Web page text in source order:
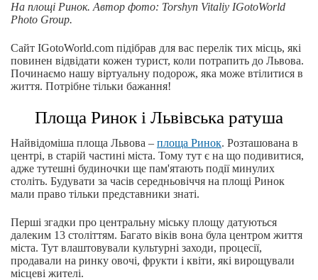
На площі Ринок. Автор фото: Torshyn Vitaliy IGotoWorld
Photo Group.
Сайт IGotoWorld.com підібрав для вас перелік тих місць, які
повинен відвідати кожен турист, коли потрапить до Львова.
Починаємо нашу віртуальну подорож, яка може втілитися в
життя. Потрібне тільки бажання!
Площа Ринок і Львівська ратуша
Найвідоміша площа Львова – площа Ринок. Розташована в
центрі, в старій частині міста. Тому тут є на що подивитися,
адже тутешні будиночки ще пам'ятають події минулих
століть. Будувати за часів середньовіччя на площі Ринок
мали право тільки представники знаті.
Перші згадки про центральну міську площу датуються
далеким 13 століттям. Багато віків вона була центром життя
міста. Тут влаштовували культурні заходи, процесії,
продавали на ринку овочі, фрукти і квіти, які вирощували
місцеві жителі.